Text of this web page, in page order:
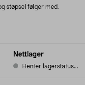
Nettlager
Henter lagerstatus...
støpsel følger med.